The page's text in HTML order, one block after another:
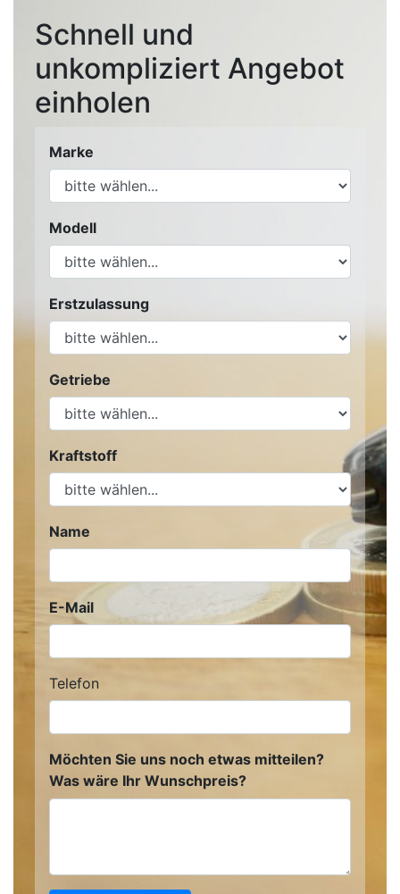
Schnell und
unkompliziert Angebot
einholen
Marke
Modell
Erstzulassung
Getriebe
Kraftstoff
Name
E-Mail
Telefon
Möchten Sie uns noch etwas mitteilen?
Was wäre Ihr Wunschpreis?